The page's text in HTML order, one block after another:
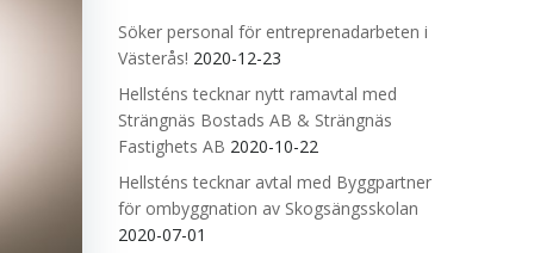
Söker personal för entreprenadarbeten i
Västerås! 2020-12-23
Hellsténs tecknar nytt ramavtal med
Strängnäs Bostads AB & Strängnäs
Fastighets AB 2020-10-22
Hellsténs tecknar avtal med Byggpartner
för ombyggnation av Skogsängsskolan
2020-07-01